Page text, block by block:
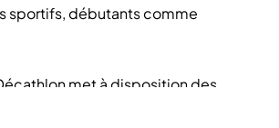
sportifs, débutants comme
met à disposition des
dont ils ont besoin. Avec